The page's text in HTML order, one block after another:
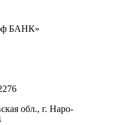
БАНК»
обл., г. Наро-